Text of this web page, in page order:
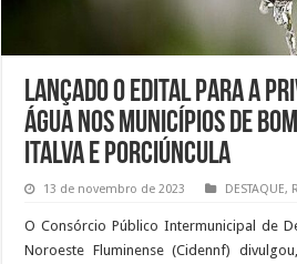
Lançado o edital para a
água nos municípios de
Italva e Porciúncula
13 de novembro de 2023 DESTAQUE,
O Consórcio Público Intermunicipal de
Noroeste Fluminense (Cidennf)